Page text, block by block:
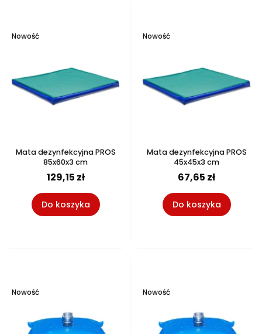
Nowość
Mata dezynfekcyjna PROS
85x60x3 cm
129,15 zł
Do koszyka
Nowość
Mata dezynfekcyjna PROS
45x45x3 cm
67,65 zł
Do koszyka
Nowość Nowość